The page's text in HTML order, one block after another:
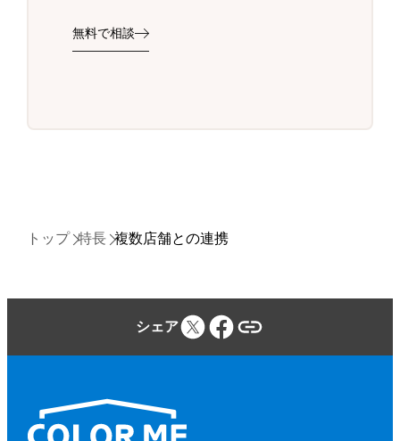
無料で相談
トップ 特長 複数店舗との連携
シェア